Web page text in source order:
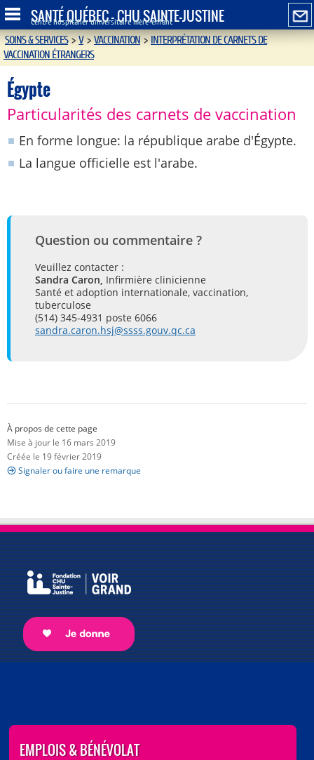
SANTÉ QUÉBEC - CHU SAINTE-JUSTINE
Centre hospitalier universitaire mère-enfant
SOINS & SERVICES>V>VACCINATION>INTERPRÉTATION DE CARNETS DE
VACCINATION ÉTRANGERS
Égypte
Particularités des carnets de vaccination
En forme longue: la république arabe d'Égypte.
La langue officielle est l'arabe.
Question ou commentaire ?
Veuillez contacter :
Sandra Caron, Infirmière clinicienne
Santé et adoption internationale, vaccination,
tuberculose
(514) 345-4931 poste 6066
sandra.caron.hsj@ssss.gouv.qc.ca
À propos de cette page
Mise à jour le 16 mars 2019
Créée le 19 février 2019
Signaler ou faire une remarque
EMPLOIS & BÉNÉVOLAT